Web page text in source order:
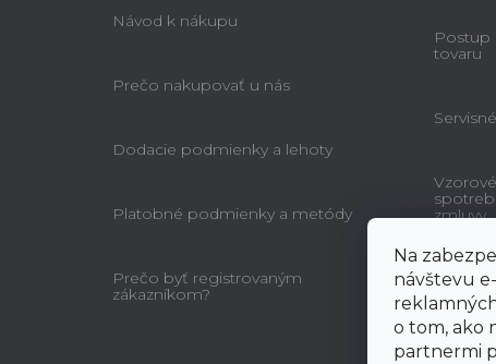
Na
návštevu
o tom, ako
partnermi
Návod k nákupu
Prečo nakupovať u nás
Dodacie podmienky a lehoty
Platobné podmienky a metódy
Prečo byť registrovaným
zákazníkom?
Postup
tovaru
zmluvy